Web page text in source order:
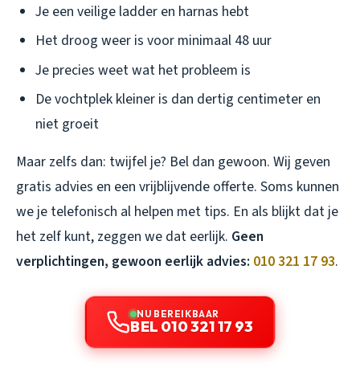
Je een veilige ladder en harnas hebt
Het droog weer is voor minimaal 48 uur
Je precies weet wat het probleem is
De vochtplek kleiner is dan dertig centimeter en
niet groeit
Maar zelfs dan: twijfel je? Bel dan gewoon. Wij geven
gratis advies en een vrijblijvende offerte. Soms kunnen
we je telefonisch al helpen met tips. En als blijkt dat je
het zelf kunt, zeggen we dat eerlijk. Geen
verplichtingen, gewoon eerlijk advies: 010 321 17 93.
NU BEREIKBAAR
BEL 010 321 17 93